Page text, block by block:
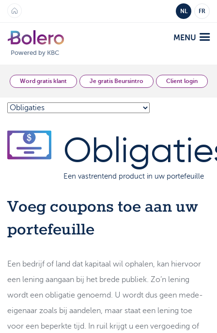
NL FR
Powered by KBC
MENU
Analyse en Inzicht
Platformen
Bolero
Mobile
Aanbod
Markten
Platformen
Strategie & Analyse
Veelgestelde vragen
Lexicon
Word gratis klant Je gratis Beursintro Client login
Een vastrentend product in uw portefeuille
Voeg coupons toe aan uw
portefeuille
Een bedrijf of land dat kapitaal wil ophalen, kan hiervoor
een lening aangaan bij het brede publiek. Zo’n lening
wordt een obligatie genoemd. U wordt dus geen mede-
eigenaar zoals bij aandelen, maar staat een lening toe
voor een beperkte tijd. In ruil krijgt u een vergoeding of